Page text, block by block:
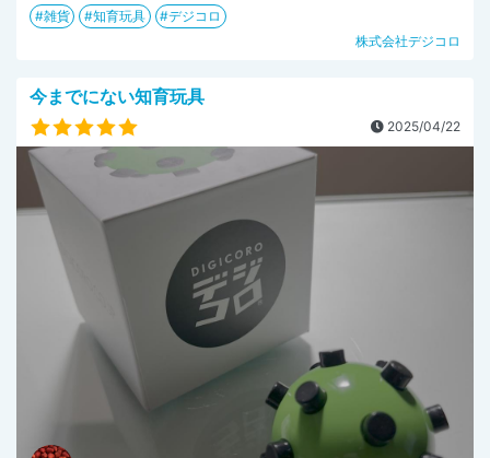
雑貨 知育玩具
デジコロ
株式会社デジコロ
今までにない知育玩具
2025/04/22